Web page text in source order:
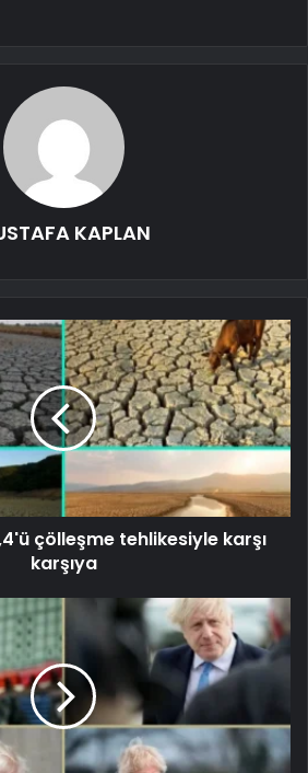
KAPLAN
çölleşme tehlikesiyle karşı
karşıya